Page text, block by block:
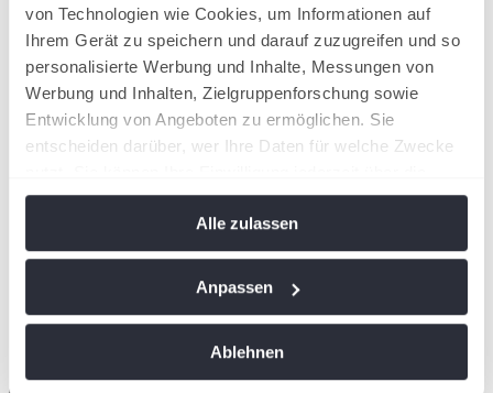
von Technologien wie Cookies, um Informationen auf
Ihrem Gerät zu speichern und darauf zuzugreifen und so
personalisierte Werbung und Inhalte, Messungen von
Werbung und Inhalten, Zielgruppenforschung sowie
Entwicklung von Angeboten zu ermöglichen. Sie
entscheiden darüber, wer Ihre Daten für welche Zwecke
Cookie-Erklärung oder durch Klicken auf das Privacy
Trigger Symbol ändern oder widerrufen
Wenn Sie es erlauben, würden wir auch gerne:
Alle zulassen
Anpassen
Ablehnen
6.–9.
August
Leipzig
Damen &
Herren
5.100
Euro
14.–
16.
August
Oberkochen Herren
7.500
Euro
12.000
Euro
23.
August
Damen &
Herren
7.500
Euro
25.–